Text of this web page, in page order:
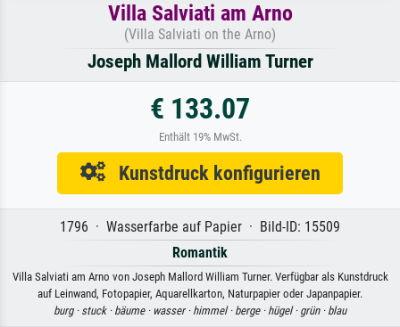
Villa Salviati am Arno
(Villa Salviati on the Arno)
Joseph Mallord William Turner
€ 133.07
Enthält 19% MwSt.
Kunstdruck konfigurieren
1796 · Wasserfarbe auf Papier · Bild-ID: 15509
Romantik
Villa Salviati am Arno von Joseph Mallord William Turner. Verfügbar als Kunstdruck
auf Leinwand, Fotopapier, Aquarellkarton, Naturpapier oder Japanpapier.
burg · stuck · bäume · wasser · himmel · berge · hügel · grün · blau